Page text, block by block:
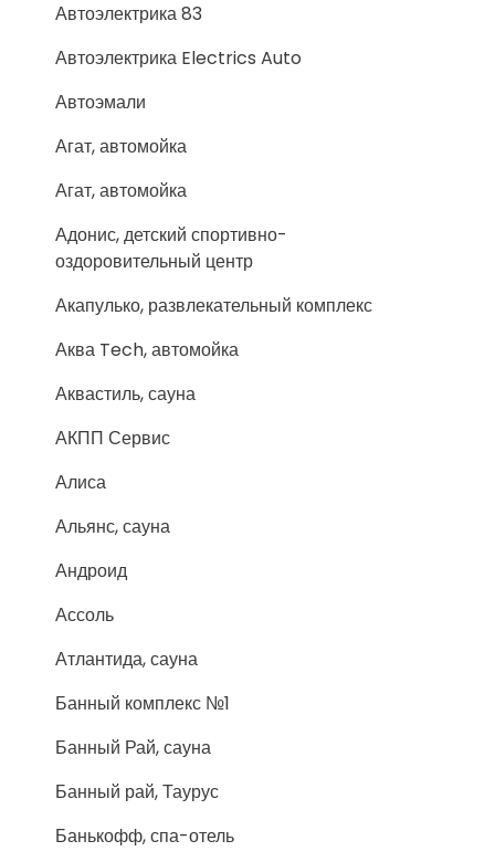
Автоэлектрика 83
Автоэлектрика Electrics Auto
Автоэмали
Агат, автомойка
Агат, автомойка
Адонис, детский спортивно-
оздоровительный центр
Акапулько, развлекательный комплекс
Аква Tech, автомойка
Аквастиль, сауна
АКПП Сервис
Алиса
Альянс, сауна
Андроид
Ассоль
Атлантида, сауна
Банный комплекс №1
Банный Рай, сауна
Банный рай, Таурус
Банькофф, спа-отель